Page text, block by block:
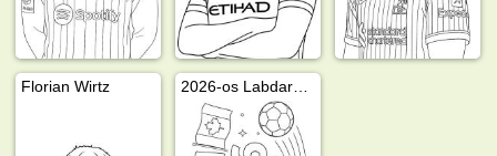
Florian Wirtz